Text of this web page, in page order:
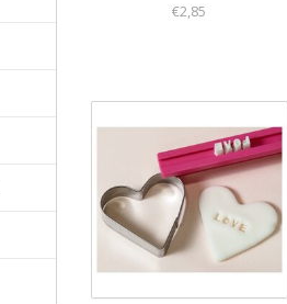
€2,85